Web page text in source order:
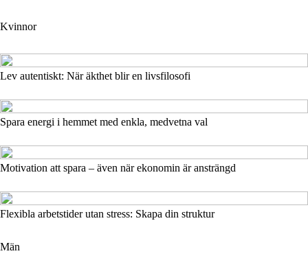
Kvinnor
Lev autentiskt: När äkthet blir en livsfilosofi
Spara energi i hemmet med enkla, medvetna val
Motivation att spara – även när ekonomin är ansträngd
Flexibla arbetstider utan stress: Skapa din struktur
Män